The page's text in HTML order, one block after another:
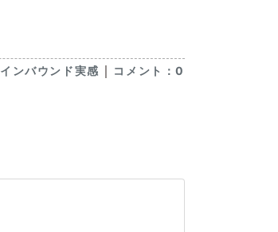
インバウンド実感 ｜ コメント：0